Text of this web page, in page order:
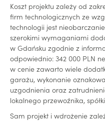
Koszt projektu zależy od
firm technologicznych ze
technologii jest
szerokimi wymaganiami
w Gdańsku zgodnie z
odpowiednio: 342 000 PLN
w cenie zawarto wiele
garażu, wykonanie
uzgodnienia oraz
lokalnego przewoźnika,
Sam projekt i wdrożenie